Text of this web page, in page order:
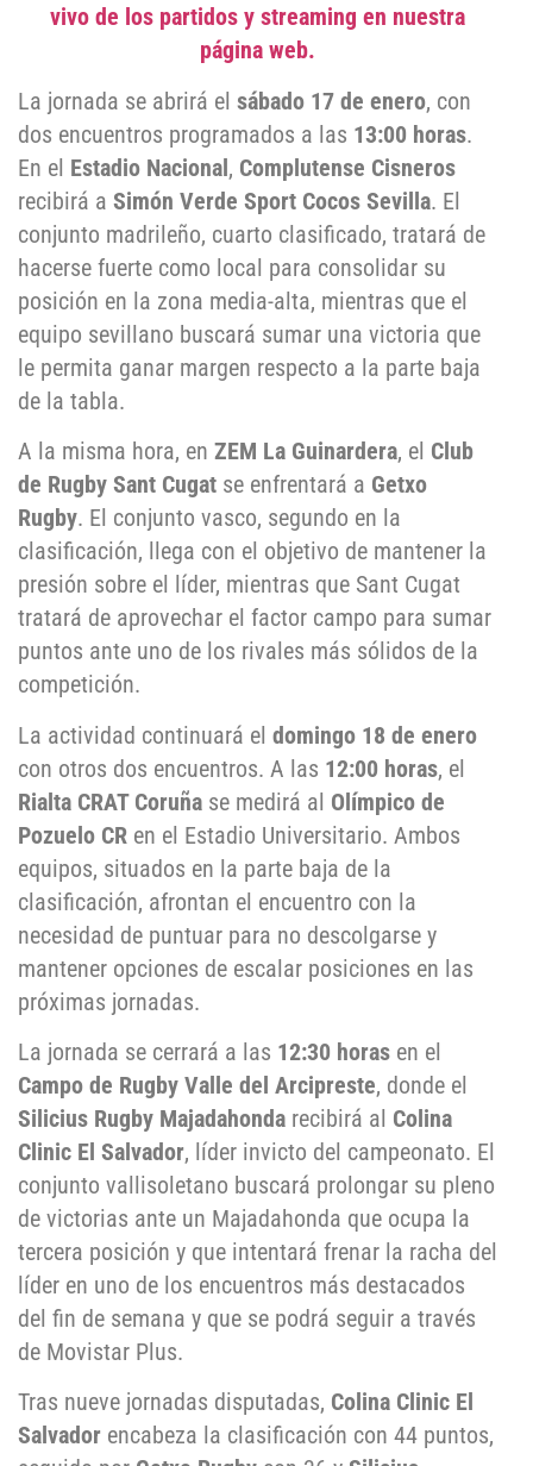
vivo de los partidos y streaming en nuestra
página web.
La jornada se abrirá el sábado 17 de enero, con
dos encuentros programados a las 13:00 horas.
En el Estadio Nacional, Complutense Cisneros
recibirá a Simón Verde Sport Cocos Sevilla. El
conjunto madrileño, cuarto clasificado, tratará de
hacerse fuerte como local para consolidar su
posición en la zona media-alta, mientras que el
equipo sevillano buscará sumar una victoria que
le permita ganar margen respecto a la parte baja
de la tabla.
A la misma hora, en ZEM La Guinardera, el Club
de Rugby Sant Cugat se enfrentará a Getxo
Rugby. El conjunto vasco, segundo en la
clasificación, llega con el objetivo de mantener la
presión sobre el líder, mientras que Sant Cugat
tratará de aprovechar el factor campo para sumar
puntos ante uno de los rivales más sólidos de la
competición.
La actividad continuará el domingo 18 de enero
con otros dos encuentros. A las 12:00 horas, el
Rialta CRAT Coruña se medirá al Olímpico de
Pozuelo CR en el Estadio Universitario. Ambos
equipos, situados en la parte baja de la
clasificación, afrontan el encuentro con la
necesidad de puntuar para no descolgarse y
mantener opciones de escalar posiciones en las
próximas jornadas.
La jornada se cerrará a las 12:30 horas en el
Campo de Rugby Valle del Arcipreste, donde el
Silicius Rugby Majadahonda recibirá al Colina
Clinic El Salvador, líder invicto del campeonato. El
conjunto vallisoletano buscará prolongar su pleno
de victorias ante un Majadahonda que ocupa la
tercera posición y que intentará frenar la racha del
líder en uno de los encuentros más destacados
del fin de semana y que se podrá seguir a través
de Movistar Plus.
Tras nueve jornadas disputadas, Colina Clinic El
Salvador encabeza la clasificación con 44 puntos,